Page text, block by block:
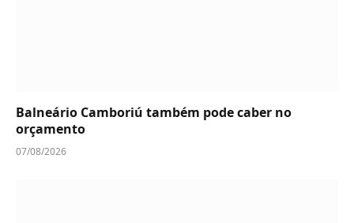
Balneário Camboriú também pode caber no
orçamento
07/08/2026